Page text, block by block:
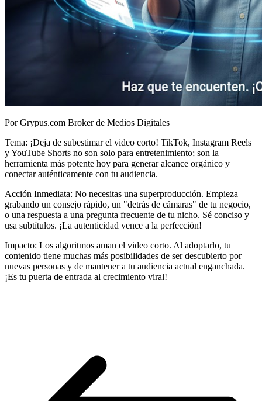
Por Grypus.com Broker de Medios Digitales
Tema: ¡Deja de subestimar el video corto! TikTok, Instagram Reels
y YouTube Shorts no son solo para entretenimiento; son la
herramienta más potente hoy para generar alcance orgánico y
conectar auténticamente con tu audiencia.
Acción Inmediata: No necesitas una superproducción. Empieza
grabando un consejo rápido, un "detrás de cámaras" de tu negocio,
o una respuesta a una pregunta frecuente de tu nicho. Sé conciso y
usa subtítulos. ¡La autenticidad vence a la perfección!
Impacto: Los algoritmos aman el video corto. Al adoptarlo, tu
contenido tiene muchas más posibilidades de ser descubierto por
nuevas personas y de mantener a tu audiencia actual enganchada.
¡Es tu puerta de entrada al crecimiento viral!